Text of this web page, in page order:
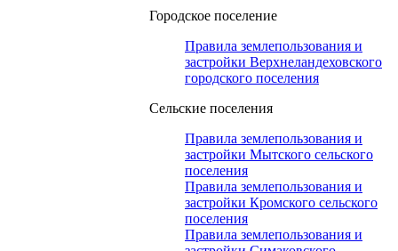
Городское поселение
Правила землепользования и
застройки Верхнеландеховского
городского поселения
Сельские поселения
Правила землепользования и
застройки Мытского сельского
поселения
Правила землепользования и
застройки Кромского сельского
поселения
Правила землепользования и